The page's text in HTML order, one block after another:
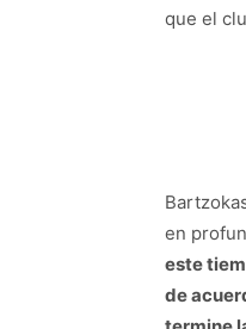
que el
en
este
de